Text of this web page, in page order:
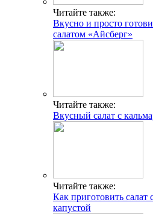
Читайте также:
Вкусно и просто
салатом «Айсберг»
Читайте также:
Вкусный салат с
Читайте также:
Как приготовить салат
капустой